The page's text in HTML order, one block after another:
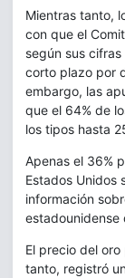
Mientras tanto,
con que el
según sus
corto plazo por
embargo, las
que el 64% de
los tipos hasta
Apenas el 36%
Estados Unidos
información
estadounidense
El precio del
tanto, registró